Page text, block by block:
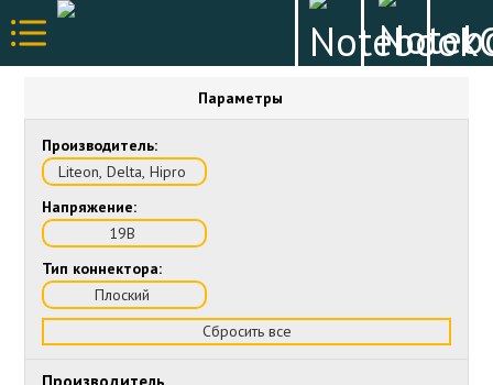
Параметры
Производитель:
Liteon, Delta, Hipro
Напряжение:
19В
Тип коннектора:
Плоский
Сбросить все